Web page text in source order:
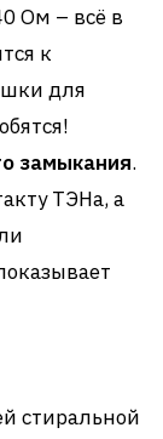
Ом – всё в
к
для
замыкания.
ТЭНа, а
стиральной